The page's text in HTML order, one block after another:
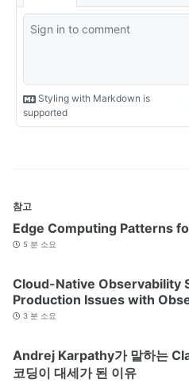
참고
Edge Computing Patterns
5 분 소요
Cloud-Native Observability
Production Issues with
3 분 소요
Andrej Karpathy가 말하는
코딩이 대세가 된 이유